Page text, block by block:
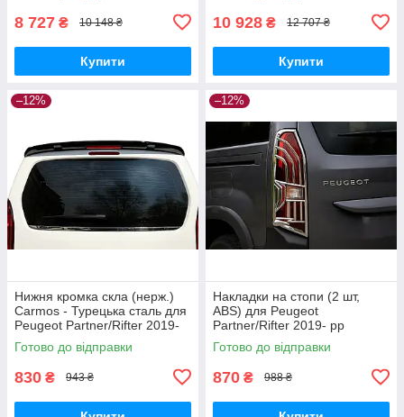
8 727 ₴ 10 148 ₴
Купити
10 928 ₴ 12 707 ₴
Купити
–12%
Нижня кромка скла (нерж.)
Carmos - Турецька сталь для
Peugeot Partner/Rifter 2019-
рр
Готово до відправки
830 ₴ 943 ₴
–12%
Накладки на стопи (2 шт,
ABS) для Peugeot
Partner/Rifter 2019- рр
Готово до відправки
870 ₴ 988 ₴